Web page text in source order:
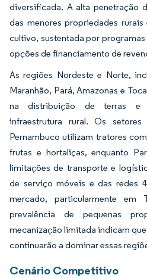
diversificada. A alta penetração
das menores propriedades
cultivo, sustentada por
opções de financiamento de
As regiões Nordeste e Norte,
Maranhão, Pará, Amazonas e
na distribuição de terras e
infraestrutura rural. Os
Pernambuco utilizam tratores
frutas e hortaliças, enquanto
limitações de transporte e
de serviço móveis e das redes
mercado, particularmente em
prevalência de pequenas
mecanização limitada indicam
continuarão a dominar essas
Cenário Competitivo